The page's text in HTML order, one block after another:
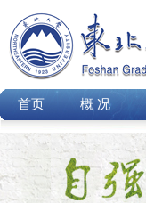
首页 概 况